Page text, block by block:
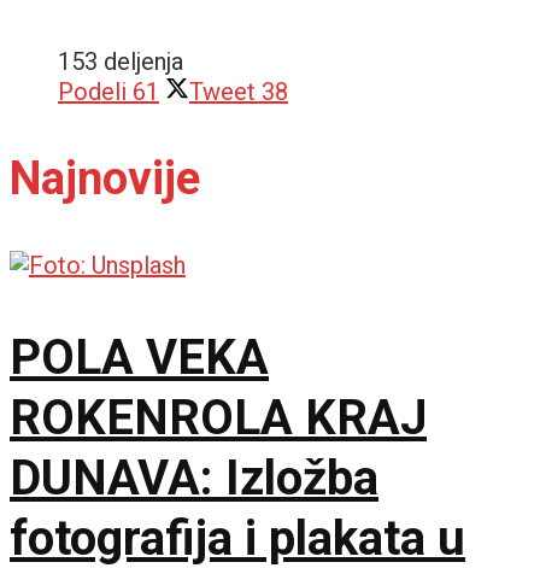
153 deljenja
Podeli 61 Tweet 38
Najnovije
POLA VEKA
ROKENROLA KRAJ
DUNAVA: Izložba
fotografija i plakata u